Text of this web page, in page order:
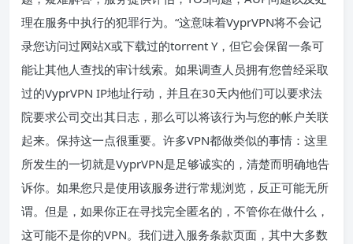
理在服务中执行的犯罪行为。“这意味着VyprVPN将不会记
录您访问过网站X或下载过的torrent Y，但它会保留一条可
能让其他人查找的审计线索。如果调查人员拥有您曾经采取
过的VyprVPN IP地址行动，并且在30天内他们可以要求法
院要求公司交出其日志，那么可以将该行为与您的帐户关联
起来。保持这一点很重要。许多VPN都做类似的事情：这里
所发生的一切就是VyprVPN是足够诚实的，清楚而明确地告
诉你。如果您只是使用该服务进行常规浏览，反正可能无所
谓。但是，如果你正在寻找完全匿名的，不管你在做什么，
这可能不是你的VPN。我们进入服务条款页面，其中大多数